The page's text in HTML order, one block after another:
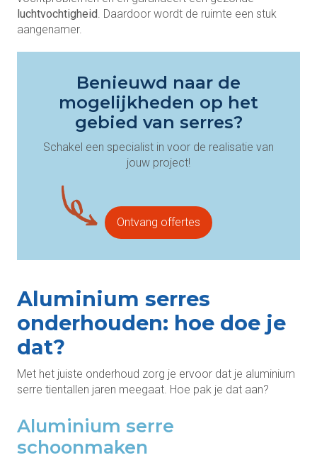
luchtvochtigheid. Daardoor wordt de ruimte een stuk
aangenamer.
Benieuwd naar de
mogelijkheden op het
gebied van serres?
Schakel een specialist in voor de realisatie van
jouw project!
Ontvang offertes
Aluminium serres
onderhouden: hoe doe je
dat?
Met het juiste onderhoud zorg je ervoor dat je aluminium
serre tientallen jaren meegaat. Hoe pak je dat aan?
Aluminium serre
schoonmaken